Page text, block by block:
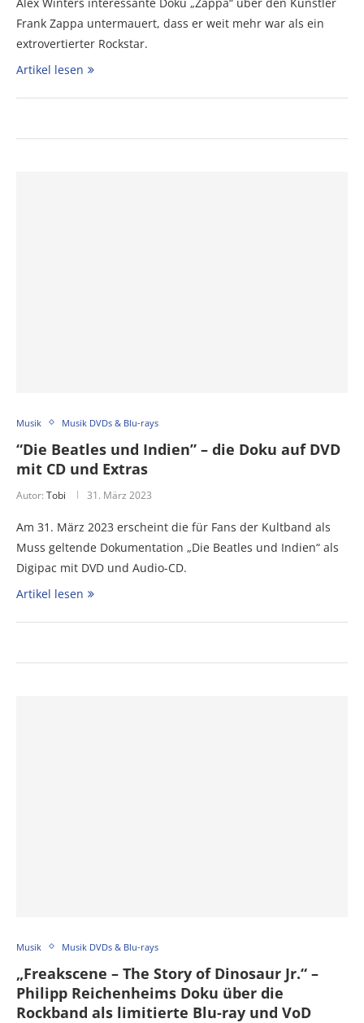
Frank Zappa untermauert, dass er weit mehr war als ein
extrovertierter Rockstar.
Artikel lesen
Musik Musik DVDs & Blu-rays
“Die Beatles und Indien” – die Doku auf DVD
mit CD und Extras
Autor: Tobi 31. März 2023
Am 31. März 2023 erscheint die für Fans der Kultband als
Muss geltende Dokumentation „Die Beatles und Indien“ als
Digipac mit DVD und Audio-CD.
Artikel lesen
Musik Musik DVDs & Blu-rays
„Freakscene – The Story of Dinosaur Jr.“ –
Philipp Reichenheims Doku über die
Rockband als limitierte Blu-ray und VoD